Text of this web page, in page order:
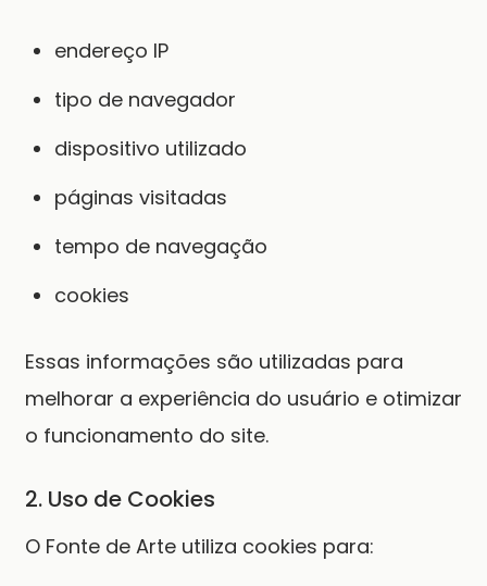
endereço IP
tipo de navegador
dispositivo utilizado
páginas visitadas
tempo de navegação
cookies
Essas informações são utilizadas para
melhorar a experiência do usuário e otimizar
o funcionamento do site.
2. Uso de Cookies
O Fonte de Arte utiliza cookies para: